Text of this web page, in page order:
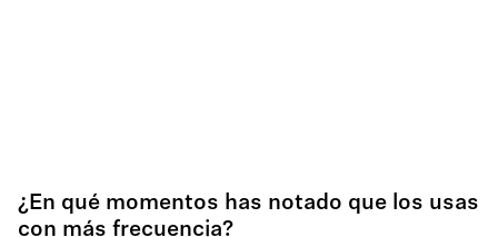
¿En qué momentos has notado que los usas
con más frecuencia?